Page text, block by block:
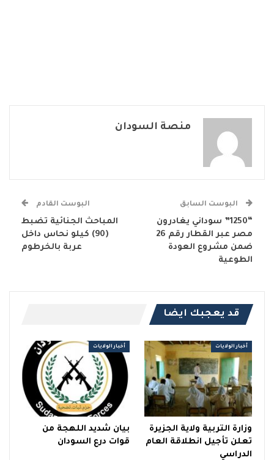
منصة السودان
البوست السابق
“1250” سوداني يغادرون
مصر عبر القطار رقم 26
ضمن مشروع العودة
الطوعية
البوست القادم
المباحث الجنائية تضبط
(90) كيلو نحاس داخل
عربة بالخرطوم
قد يعجبك ايضا
أخبار الولايات
وزارة التربية ولاية الجزيرة
تعلن تأجيل انطلاقة العام
الدراسي
أخبار الولايات
بيان شديد اللهجة من
قوات درع السودان